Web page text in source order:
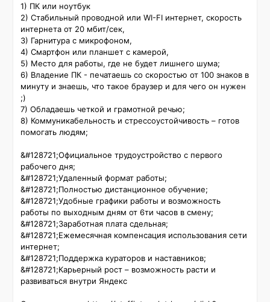
1) ПК или ноутбук
2) Стабильный проводной или WI-FI интернет, скорость
интернета от 20 мбит/сек,
3) Гарнитура с микрофоном,
4) Смартфон или планшет с камерой,
5) Место для работы, где не будет лишнего шума;
6) Владение ПК - печатаешь со скоростью от 100 знаков в
минуту и знаешь, что такое браузер и для чего он нужен
;)
7) Обладаешь четкой и грамотной речью;
8) Коммуникабельность и стрессоустойчивость – готов
помогать людям;
&#128721;Официальное трудоустройство с первого
рабочего дня;
&#128721;Удаленный формат работы;
&#128721;Полностью дистанционное обучение;
&#128721;Удобные графики работы и возможность
работы по выходным дням от 6ти часов в смену;
&#128721;Заработная плата сдельная;
&#128721;Ежемесячная компенсация использования сети
интернет;
&#128721;Поддержка кураторов и наставников;
&#128721;Карьерный рост – возможность расти и
развиваться внутри Яндекс